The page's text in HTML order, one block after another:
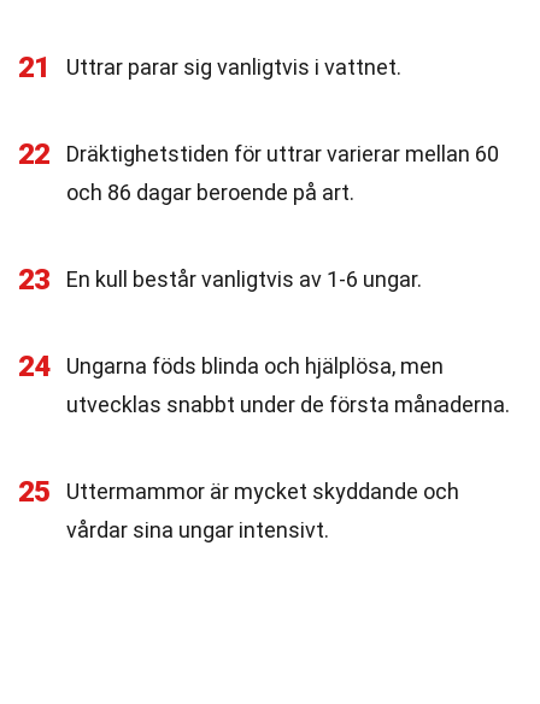
21 Uttrar parar sig vanligtvis i vattnet.
22
Dräktighetstiden för uttrar varierar mellan 60
och 86 dagar beroende på art.
23 En kull består vanligtvis av 1-6 ungar.
24
Ungarna föds blinda och hjälplösa, men
utvecklas snabbt under de första månaderna.
25
Uttermammor är mycket skyddande och
vårdar sina ungar intensivt.